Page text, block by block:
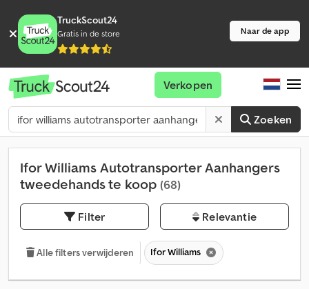
TruckScout24
Gratis in de store Naar de app
Zoeken
Verkopen
Ifor Williams Autotransporter Aanhangers
tweedehands te koop (68)
Filter Relevantie
Alle filters verwijderen Ifor Williams